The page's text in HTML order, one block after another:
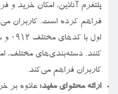
پلتفرم آنلاین، امکان خرید
فراهم کرده است. کاربران
اول
کنند. دسته‌بندی‌های مختلف،
کاربران فراهم می‌کند.
ارائه محتوای مفید: